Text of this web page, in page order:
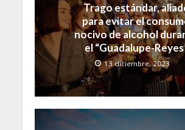
Trago estándar,
para evitar el
nocivo de alcohol
el “Guadalupe-
13 diciembre, 2023